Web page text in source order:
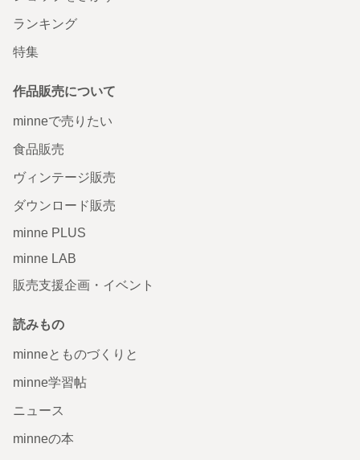
ランキング
特集
作品販売について
minneで売りたい
食品販売
ヴィンテージ販売
ダウンロード販売
minne PLUS
minne LAB
販売支援企画・イベント
読みもの
minneとものづくりと
minne学習帖
ニュース
minneの本